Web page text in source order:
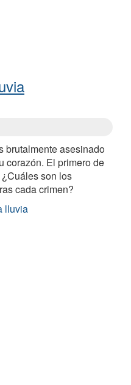
brutalmente asesinado
corazón. El primero de
son los
cada crimen?
lluvia